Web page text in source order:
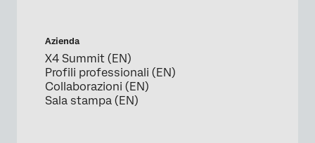
Azienda
X4 Summit (EN)
Profili professionali (EN)
Collaborazioni (EN)
Sala stampa (EN)